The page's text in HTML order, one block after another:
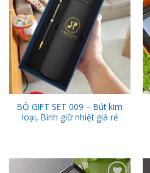
Add to
Wishlist
BỘ GIFT SET 009 – Bút kim
loại, Bình giữ nhiệt giá rẻ